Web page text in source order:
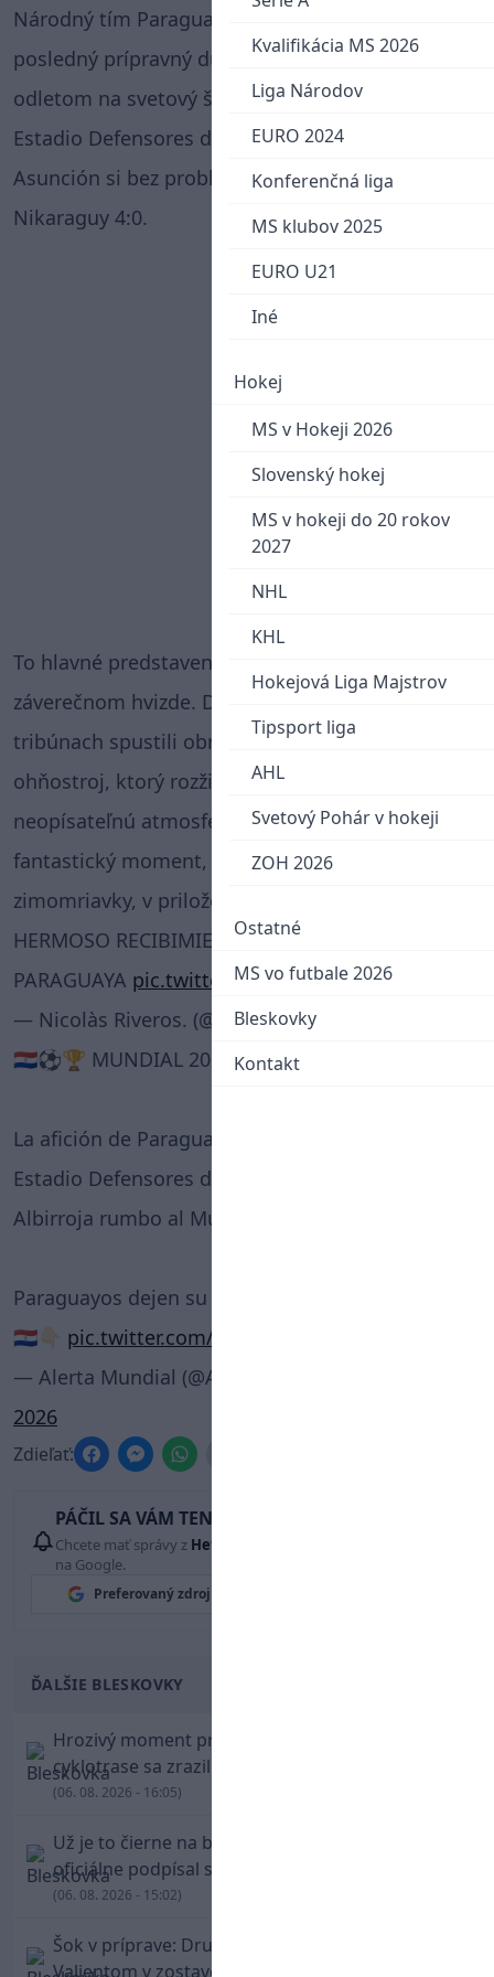
Kvalifikácia MS 2026
Liga Národov
EURO 2024
Konferenčná liga
MS klubov 2025
EURO U21
Iné
Hokej
MS v Hokeji 2026
Slovenský hokej
MS v hokeji do 20 rokov
2027
NHL
KHL
Hokejová Liga Majstrov
Tipsport liga
AHL
Svetový Pohár v hokeji
ZOH 2026
Ostatné
MS vo futbale 2026
Bleskovky
Kontakt
Národný tím Paraguaja odohral v noci svoj
posledný prípravný duel na domácej pôde pred
odletom na svetový šampionát. Na štadióne
Estadio Defensores del Chaco v hlavnom meste
Asunción si bez problémov poradil s výberom
Nikaraguy 4:0.
To hlavné predstavenie však prišlo až po
záverečnom hvizde. Desiatky tisíc fanúšikov na
tribúnach spustili obrovský, synchronizovaný
ohňostroj, ktorý rozžiaril celú arénu a vytvoril
neopísateľnú atmosféru. Vychutnajte si tento
fantastický moment, z ktorého naskakujú
zimomriavky, v priloženom videu.
HERMOSO RECIBIMIENTO A LA SELECCIÓN
PARAGUAYA pic.twitter.com/rcHOzoMe21
— Nicolàs Riveros. (@NicoRiveros22)
🇵🇾⚽️🏆 MUNDIAL 2026: ¡ESPECTACULAR!
La afición de Paraguay abarrotó por completo el
Estadio Defensores del Chaco para despedir a la
Albirroja rumbo al Mundial. 👏
Paraguayos dejen su bandera en los comentarios
🇵🇾👇🏻 pic.twitter.com/rTjOfHKQ0Y
— Alerta Mundial (@AlertaMundoNews)
2026
Zdieľať:
PÁČIL SA VÁM TENTO ČLÁNOK?
Chcete mať správy z Hetrik.sk
na Google.
Preferovaný zdroj
ĎALŠIE BLESKOVKY
Hrozivý moment pre Zdena Cháru! Na
cyklotrase sa zrazil s bežcom
(06. 08. 2026 - 16:05)
Už je to čierne na bielom: Mohamed Salah
oficiálne podpísal s Trabzonsporom
(06. 08. 2026 - 15:02)
Šok v príprave: Druholigová Mallorca s
Valjentom v zostave zdolala PSG